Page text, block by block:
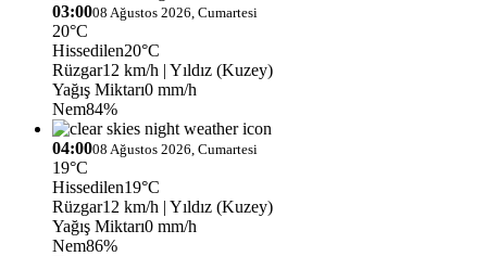
03:0008 Ağustos 2026, Cumartesi
20°C
Hissedilen20°C
Rüzgar12 km/h | Yıldız (Kuzey)
Yağış Miktarı0 mm/h
Nem84%
04:0008 Ağustos 2026, Cumartesi
19°C
Hissedilen19°C
Rüzgar12 km/h | Yıldız (Kuzey)
Yağış Miktarı0 mm/h
Nem86%